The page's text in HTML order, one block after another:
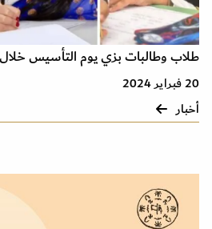
طلاب وطالبات بزي يوم التأسيس خلال
20 فبراير 2024
أخبار